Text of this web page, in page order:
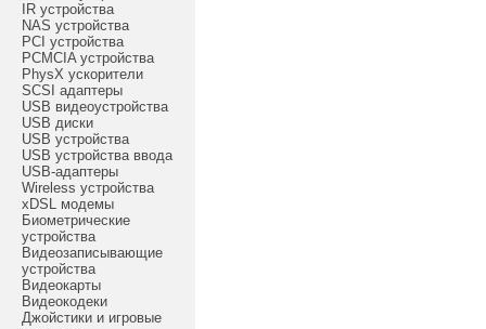
IR устройства
NAS устройства
PCI устройства
PCMCIA устройства
PhysX ускорители
SCSI адаптеры
USB видеоустройства
USB диски
USB устройства
USB устройства ввода
USB-адаптеры
Wireless устройства
xDSL модемы
Биометрические
устройства
Видеозаписывающие
устройства
Видеокарты
Видеокодеки
Джойстики и игровые